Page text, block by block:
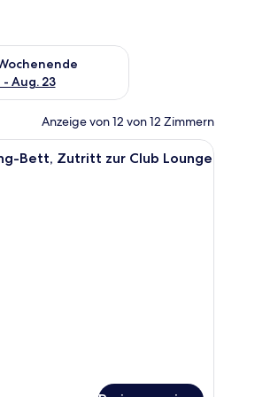
- Aug. 16.
- Aug. 23
für nächstes Wochenende, Aug.
Anzeige von 12 von 12 Zimmern
einem Schreibtisch und einem Fernseher.
Ein modernes Hotelzimmer mit einem
Bett, Zutritt zur Club Lounge